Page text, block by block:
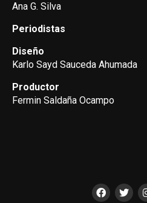
Ana G. Silva
Periodistas
Diseño
Karlo Sayd Sauceda Ahumada
Productor
Fermin Saldaña Ocampo